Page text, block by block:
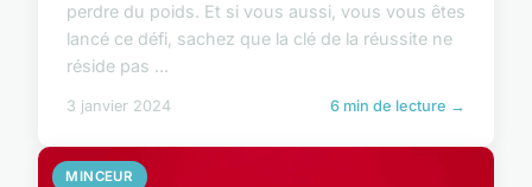
perdre du poids. Et si vous aussi, vous vous êtes
lancé ce défi, sachez que la clé de la réussite ne
réside pas ...
3 janvier 2024 6 min de lecture →
MINCEUR